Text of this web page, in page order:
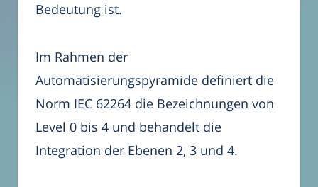
Bedeutung ist.
Im Rahmen der
Automatisierungspyramide definiert die
Norm IEC 62264 die Bezeichnungen von
Level 0 bis 4 und behandelt die
Integration der Ebenen 2, 3 und 4.